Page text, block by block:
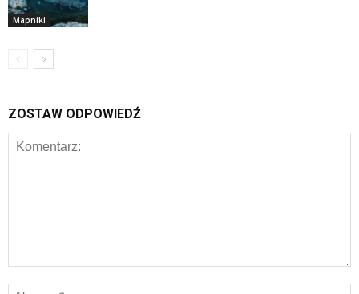
Mapniki
ZOSTAW ODPOWIEDŹ